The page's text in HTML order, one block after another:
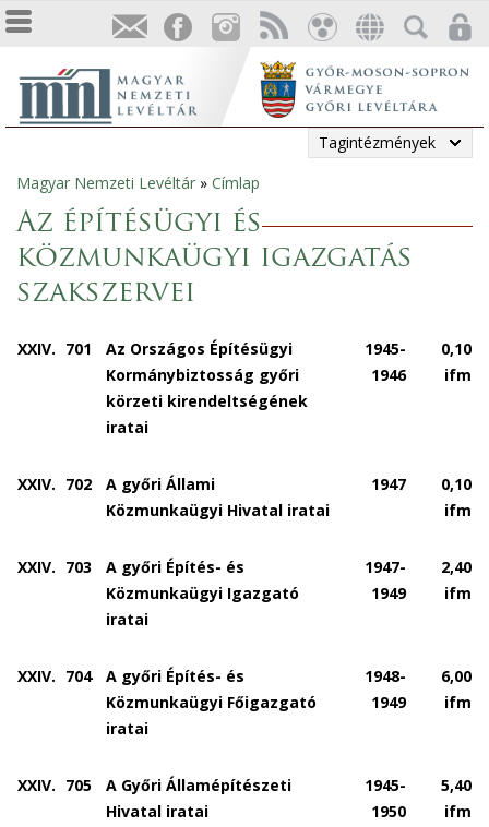
Tagintézmények
Jelenlegi
hely
Magyar Nemzeti Levéltár » Címlap
Az építésügyi és
közmunkaügyi igazgatás
szakszervei
XXIV. 701
Az Országos Építésügyi
Kormánybiztosság győri
körzeti kirendeltségének
iratai
1945-
1946
0,10
ifm
XXIV. 702
A győri Állami
Közmunkaügyi Hivatal iratai
1947
0,10
ifm
XXIV. 703
A győri Építés- és
Közmunkaügyi Igazgató
iratai
1947-
1949
2,40
ifm
XXIV. 704
A győri Építés- és
Közmunkaügyi Főigazgató
iratai
1948-
1949
6,00
ifm
XXIV. 705
A Győri Államépítészeti
Hivatal iratai
1945-
1950
5,40
ifm